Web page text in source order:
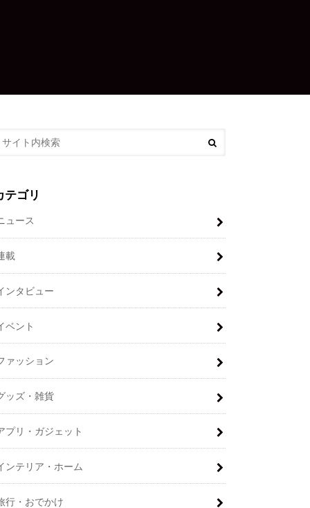
テゴリ
ュース
載
ンタビュー
ベント
ァッション
ッズ・雑貨
プリ・ガジェット
ンテリア・ホーム
行・おでかけ